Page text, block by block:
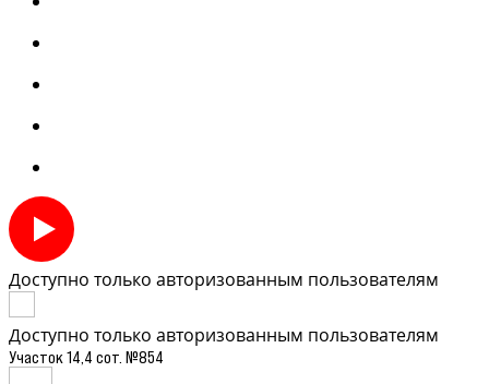
Доступно только авторизованным пользователям
Доступно только авторизованным пользователям
Участок 14,4 сот. №854